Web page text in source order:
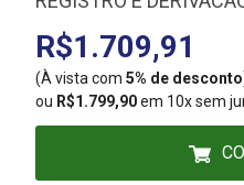
931006
R$1.709,91
(À vista com 5% de desconto
ou R$1.799,90em 10x sem